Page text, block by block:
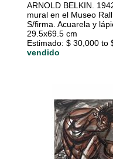
ARNOLD BELKIN.
mural en el Museo
S/firma. Acuarela y
29.5x69.5 cm
Estimado: $ 30,000 to
vendido